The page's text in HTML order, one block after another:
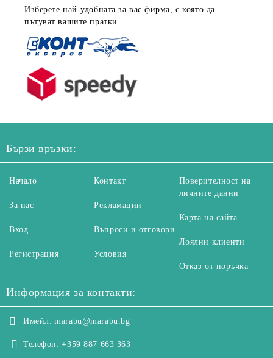
Изберете най-удобната за вас фирма, с която да
пътуват вашите пратки.
Бързи връзки:
Начало
За нас
Вход
Регистрация
Контакт
Рекламации
Въпроси и отговори
Условия
Поверителност на
личните данни
Карта на сайта
Лоялни клиенти
Отказ от поръчка
Информация за контакти:
Имейл: marabu@marabu.bg
Телефон: +359 887 663 363